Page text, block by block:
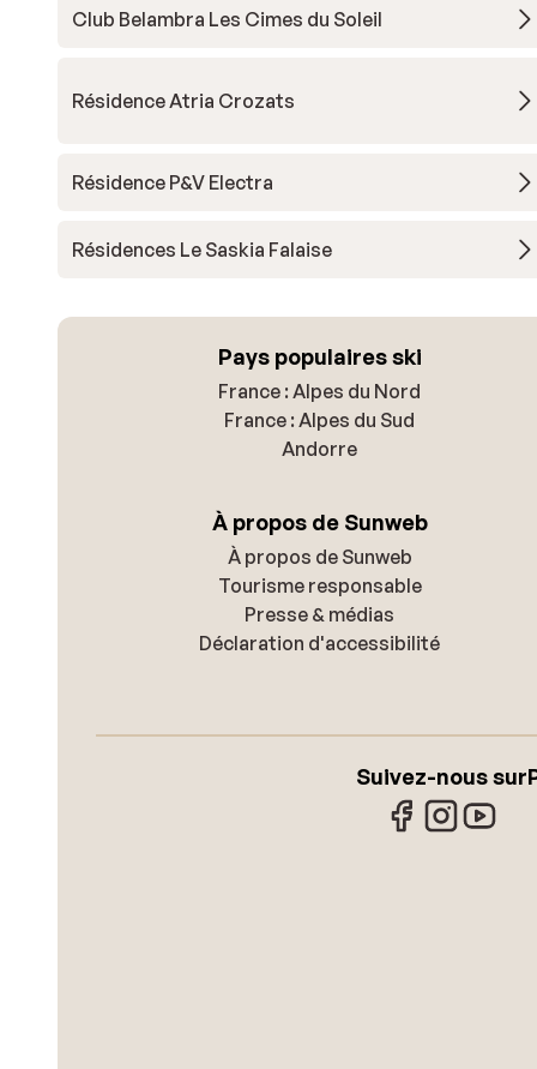
Club Belambra Les Cimes du Soleil
Résidence Atria Crozats
Résidence P&V Electra
Résidences Le Saskia Falaise
Pays populaires ski
France : Alpes du Nord
France : Alpes du Sud
Andorre
À propos de Sunweb
À propos de Sunweb
Tourisme responsable
Presse & médias
Déclaration d'accessibilité
Suivez-nous sur